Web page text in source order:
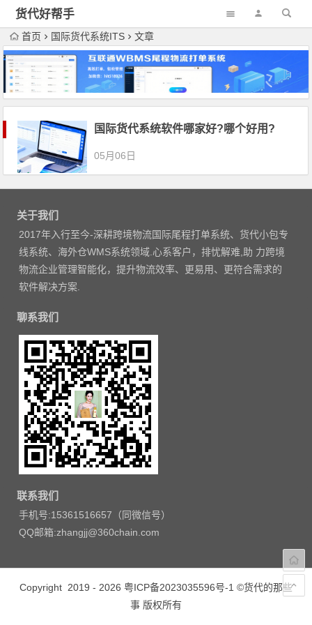
货代好帮手
首页 国际货代系统ITS 文章
国际货代系统软件哪家好?哪个好用?
05月06日
关于我们
2017年入行至今-深耕跨境物流国际尾程打单系统、货代小包专
线系统、海外仓WMS系统领域.心系客户，排忧解难,助 力跨境
物流企业管理智能化，提升物流效率、更易用、更符合需求的
软件解决方案.
聊系我们
联系我们
手机号:15361516657（同微信号）
QQ邮箱:zhangjj@360chain.com
Copyright 2019 - 2026 粤ICP备2023035596号-1 ©货代的那些
事 版权所有